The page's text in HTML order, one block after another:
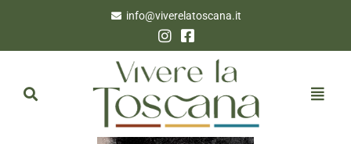
info@viverelatoscana.it